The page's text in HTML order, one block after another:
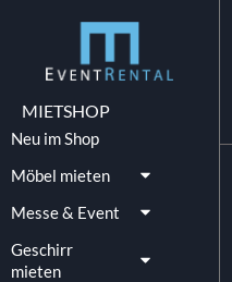
MIETSHOP
Neu im Shop
Möbel mieten
Messe & Event
Geschirr
mieten